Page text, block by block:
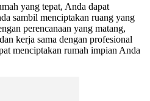
yang tepat, Anda dapat
sambil menciptakan ruang yang
perencanaan yang matang,
kerja sama dengan profesional
menciptakan rumah impian Anda